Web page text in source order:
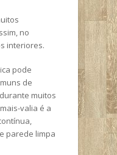
no
interiores.
pode
de
muitos
valia é a
parede limpa